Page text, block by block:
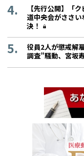
【先行公開】「
道中央会がささ
決！
役員2人が懲戒解
調査”騒動、宮坂